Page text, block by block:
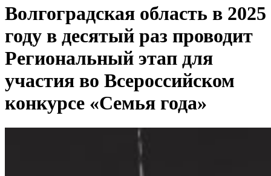
Волгоградская область в 2025
году в десятый раз проводит
Региональный этап для
участия во Всероссийском
конкурсе «Семья года»